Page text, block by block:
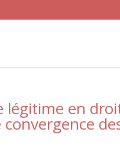
légitime en